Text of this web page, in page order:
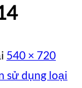
540 × 720
sử dụng loại